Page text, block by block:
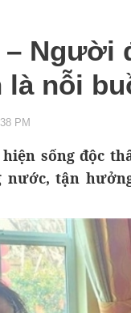
– Người
là nỗi
PM
sống độc
tận